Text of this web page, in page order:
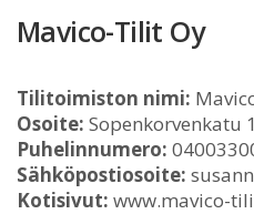
Mavico-Tilit Oy
Tilitoimiston nimi:
Osoite: Sopenkorvenkatu
Puhelinnumero:
Sähköpostiosoite:
Kotisivut: www.mavico-